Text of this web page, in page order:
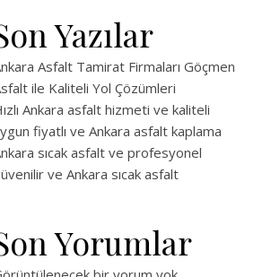
Yazılar
Asfalt Tamirat Firmaları Göçmen
ile Kaliteli Yol Çözümleri
Ankara asfalt hizmeti ve kaliteli
fiyatlı ve Ankara asfalt kaplama
sıcak asfalt ve profesyonel
ve Ankara sıcak asfalt
Yorumlar